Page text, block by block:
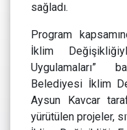
sağladı.
Program
İklim
Uygulamaları”
Belediyesi İklim
Aysun Kavcar
yürütülen projeler,